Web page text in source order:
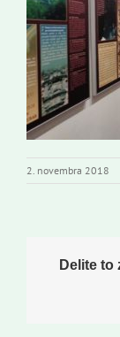
Novi odmev –
Založništvo
Koristne
2. novembra 2018
Delite